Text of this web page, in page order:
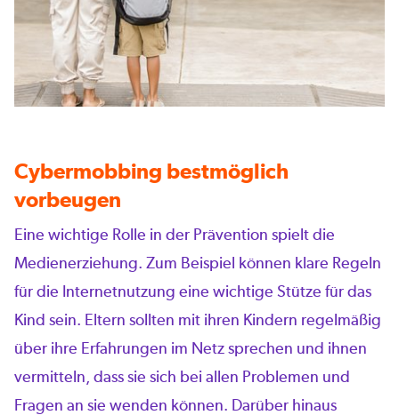
Cybermobbing bestmöglich
vorbeugen
Eine wichtige Rolle in der Prävention spielt die
Medienerziehung. Zum Beispiel können klare Regeln
für die Internetnutzung eine wichtige Stütze für das
Kind sein. Eltern sollten mit ihren Kindern regelmäßig
über ihre Erfahrungen im Netz sprechen und ihnen
vermitteln, dass sie sich bei allen Problemen und
Fragen an sie wenden können. Darüber hinaus